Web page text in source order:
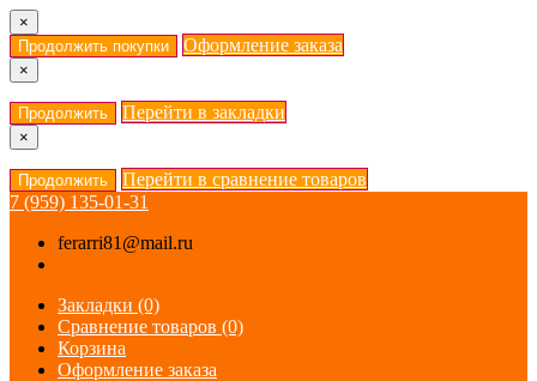
×
Продолжить покупки
Оформление заказа
×
Продолжить Перейти в закладки
×
Продолжить
Перейти в сравнение товаров
7 (959) 135-01-31
ferarri81@mail.ru
Закладки (0)
Сравнение товаров (0)
Корзина
Оформление заказа